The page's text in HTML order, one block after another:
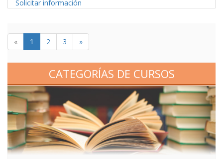
Solicitar información
« 1 2 3 »
CATEGORÍAS DE CURSOS